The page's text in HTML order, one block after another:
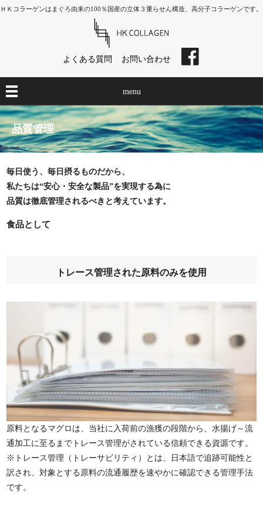
ＨＫコラーゲンはまぐろ由来の100％国産の立体３重らせん構造、高分子コラーゲンです。
よくある質問 お問い合わせ
menu
品質管理
毎日使う、毎日摂るものだから、
私たちは“安心・安全な製品”を実現する為に
品質は徹底管理されるべきと考えています。
食品として
トレース管理された原料のみを使用
原料となるマグロは、当社に入荷前の漁獲の段階から、水揚げ～流
通加工に至るまでトレース管理がされている信頼できる資源です。
※トレース管理（トレーサビリティ）とは、日本語で追跡可能性と
訳され、対象とする原料の流通履歴を速やかに確認できる管理手法
です。